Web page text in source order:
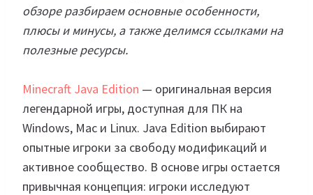
обзоре разбираем основные особенности,
плюсы и минусы, а также делимся ссылками на
полезные ресурсы.
Minecraft Java Edition — оригинальная версия
легендарной игры, доступная для ПК на
Windows, Mac и Linux. Java Edition выбирают
опытные игроки за свободу модификаций и
активное сообщество. В основе игры остается
привычная концепция: игроки исследуют